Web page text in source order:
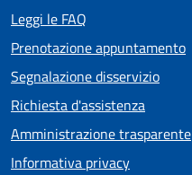
Leggi le FAQ
Prenotazione appuntamento
Segnalazione disservizio
Richiesta d'assistenza
Amministrazione trasparente
Informativa privacy